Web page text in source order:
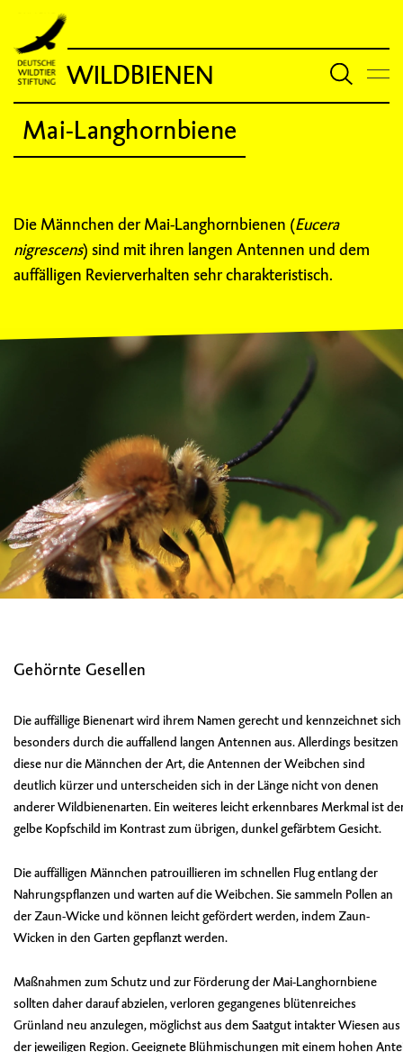
WILDBIENEN
Mai-Langhornbiene
Die Männchen der Mai-Langhornbienen (Eucera
nigrescens) sind mit ihren langen Antennen und dem
auffälligen Revierverhalten sehr charakteristisch.
Gehörnte Gesellen
Die auffällige Bienenart wird ihrem Namen gerecht und kennzeichnet sich
besonders durch die auffallend langen Antennen aus. Allerdings besitzen
diese nur die Männchen der Art, die Antennen der Weibchen sind
deutlich kürzer und unterscheiden sich in der Länge nicht von denen
anderer Wildbienenarten. Ein weiteres leicht erkennbares Merkmal ist
gelbe Kopfschild im Kontrast zum übrigen, dunkel gefärbtem Gesicht.
Die auffälligen Männchen patrouillieren im schnellen Flug entlang der
Nahrungspflanzen und warten auf die Weibchen. Sie sammeln Pollen an
der Zaun-Wicke und können leicht gefördert werden, indem Zaun-
Wicken in den Garten gepflanzt werden.
Maßnahmen zum Schutz und zur Förderung der Mai-Langhornbiene
sollten daher darauf abzielen, verloren gegangenes blütenreiches
Grünland neu anzulegen, möglichst aus dem Saatgut intakter Wiesen aus
der jeweiligen Region. Geeignete Blühmischungen mit einem hohen